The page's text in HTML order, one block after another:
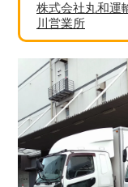
株式会社丸和運
川営業所